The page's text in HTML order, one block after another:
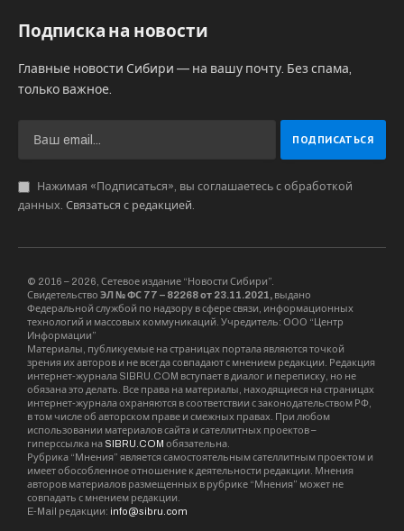
Подписка на новости
Главные новости Сибири — на вашу почту. Без спама,
только важное.
Нажимая «Подписаться», вы соглашаетесь с обработкой
данных. Связаться с редакцией.
© 2016 – 2026, Сетевое издание “Новости Сибири”.
Свидетельство ЭЛ № ФС 77 – 82268 от 23.11.2021, выдано
Федеральной службой по надзору в сфере связи, информационных
технологий и массовых коммуникаций. Учредитель: ООО “Центр
Информации”
Материалы, публикуемые на страницах портала являются точкой
зрения их авторов и не всегда совпадают с мнением редакции. Редакция
интернет-журнала SIBRU.COM вступает в диалог и переписку, но не
обязана это делать. Все права на материалы, находящиеся на страницах
интернет-журнала охраняются в соответствии с законодательством РФ,
в том числе об авторском праве и смежных правах. При любом
использовании материалов сайта и сателлитных проектов –
гиперссылка на SIBRU.COM обязательна.
Рубрика “Мнения” является самостоятельным сателлитным проектом и
имеет обособленное отношение к деятельности редакции. Мнения
авторов материалов размещенных в рубрике “Мнения” может не
совпадать с мнением редакции.
E-Mail редакции: info@sibru.com